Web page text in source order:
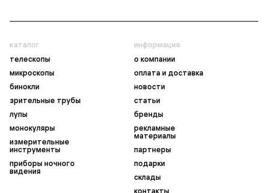
каталог
телескопы
микроскопы
бинокли
зрительные трубы
лупы
монокуляры
измерительные
инструменты
приборы ночного
видения
информация
о компании
оплата и доставка
новости
статьи
бренды
рекламные
материалы
партнеры
подарки
склады
контакты